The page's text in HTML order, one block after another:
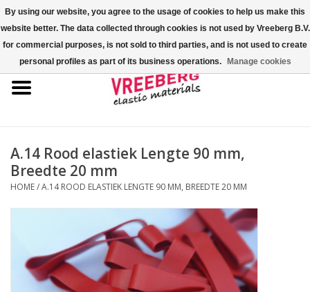
0 Artikelen - €0,00
Home
Gekleurde elastiekjes
Elastisch koord
Kruiselastiek
A.14 Rood elastiek Lengte 90 mm,
Breedte 20 mm
HOME/A.14 ROOD ELASTIEK LENGTE 90 MM, BREEDTE 20 MM
By using our website, you agree to the usage of cookies to help us make this
website better. The data collected through cookies is not used by Vreeberg B.V.
for commercial purposes, is not sold to third parties, and is not used to create
personal profiles as part of its business operations.
Manage cookies